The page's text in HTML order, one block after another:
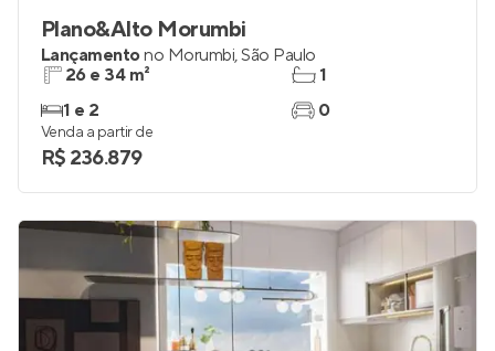
Plano&Alto Morumbi
Lançamentono Morumbi,São Paulo
26 e 34 m²
1 e 2
1
0
Venda a partir de
R$ 236.879